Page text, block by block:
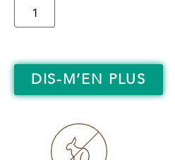
DIS-M’EN PLUS